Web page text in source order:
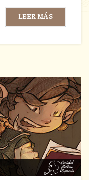
LEER MÁS